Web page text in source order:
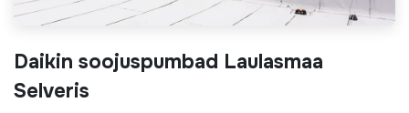
Daikin soojuspumbad Laulasmaa
Selveris